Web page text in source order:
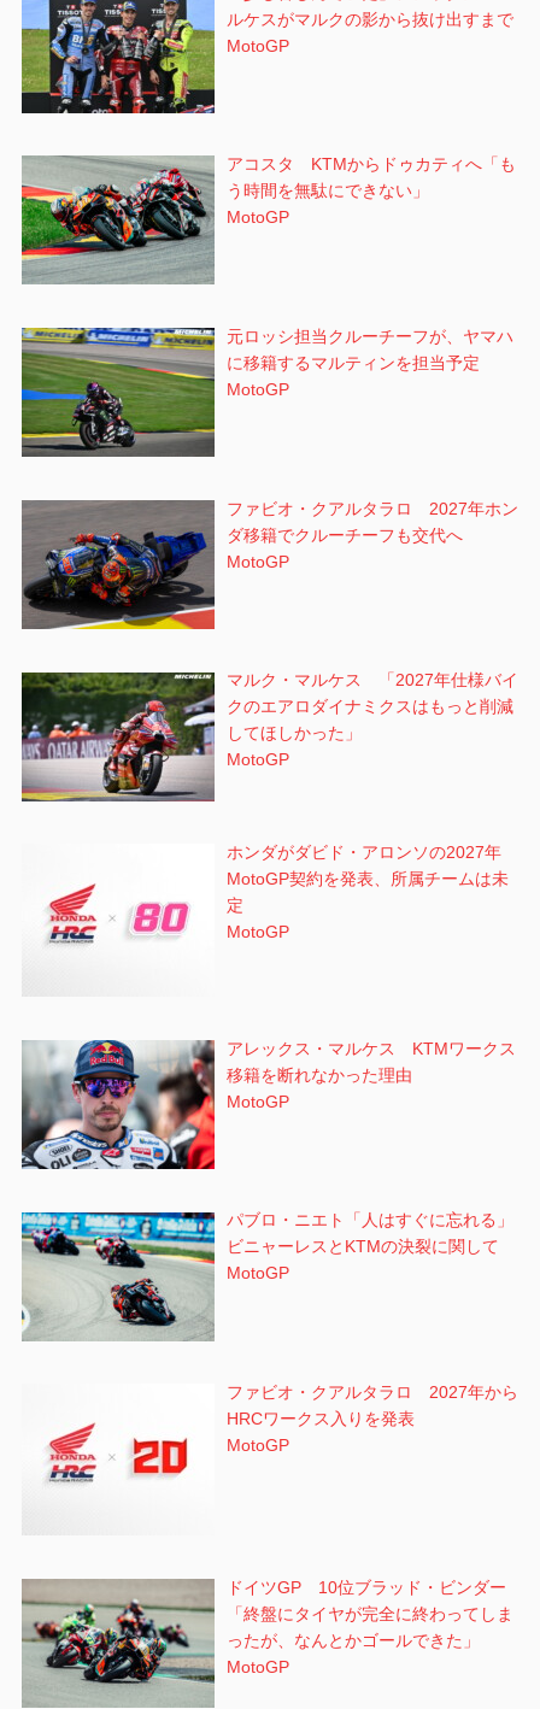
ルケスがマルクの影から抜け出すまで
MotoGP
アコスタ KTMからドゥカティへ「も
う時間を無駄にできない」
MotoGP
元ロッシ担当クルーチーフが、ヤマハ
に移籍するマルティンを担当予定
MotoGP
ファビオ・クアルタラロ 2027年ホン
ダ移籍でクルーチーフも交代へ
MotoGP
マルク・マルケス 「2027年仕様バイ
クのエアロダイナミクスはもっと削減
してほしかった」
MotoGP
ホンダがダビド・アロンソの2027年
MotoGP契約を発表、所属チームは未
定
MotoGP
アレックス・マルケス KTMワークス
移籍を断れなかった理由
MotoGP
パブロ・ニエト「人はすぐに忘れる」
ビニャーレスとKTMの決裂に関して
MotoGP
ファビオ・クアルタラロ 2027年から
HRCワークス入りを発表
MotoGP
ドイツGP 10位ブラッド・ビンダー
「終盤にタイヤが完全に終わってしま
ったが、なんとかゴールできた」
MotoGP